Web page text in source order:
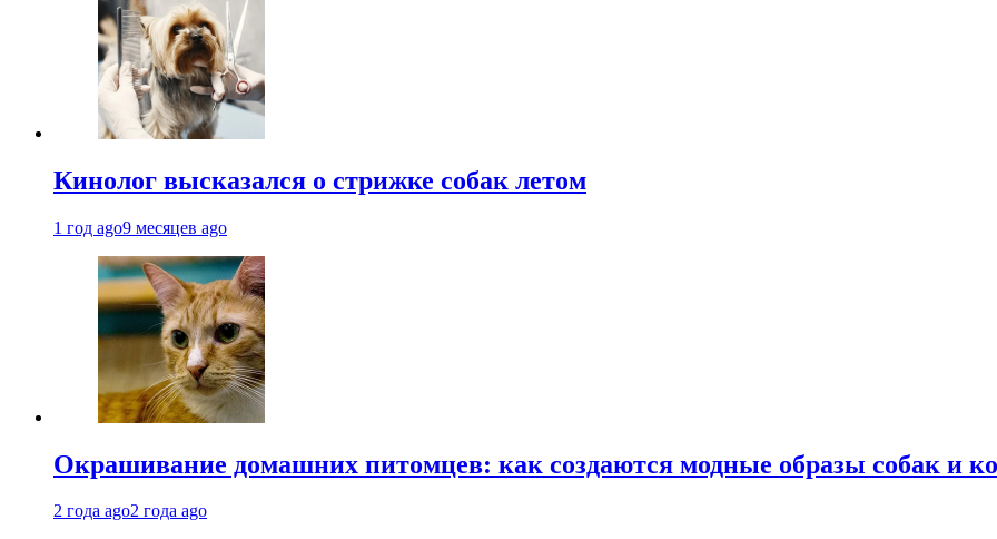
Кинолог высказался о стрижке собак летом
1 год ago9 месяцев ago
Окрашивание домашних питомцев: как создаются модные образы собак и
2 года ago2 года ago